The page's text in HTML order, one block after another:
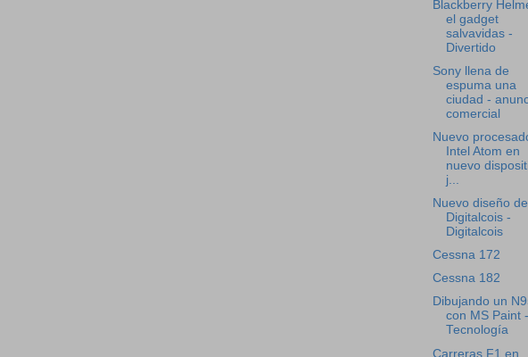
Blackberry
el gadget
salvavidas -
Divertido
Sony llena de
espuma una
ciudad -
comercial
Nuevo
Intel Atom en
nuevo
j...
Nuevo diseño de
Digitalcois -
Digitalcois
Cessna 172
Cessna 182
Dibujando un
con MS Paint -
Tecnología
Carreras F1 en